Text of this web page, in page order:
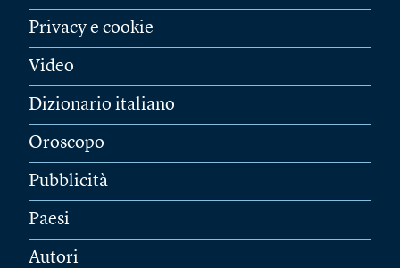
Privacy e cookie
Video
Dizionario italiano
Oroscopo
Pubblicità
Paesi
Autori